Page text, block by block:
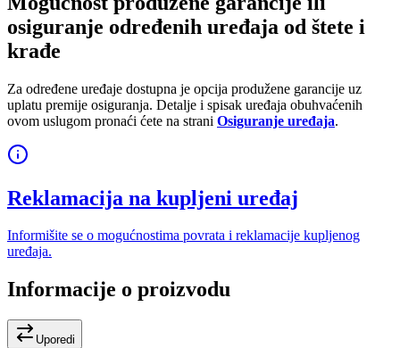
osiguranje određenih uređaja od štete i
krađe
Za određene uređaje dostupna je opcija produžene garancije uz
uplatu premije osiguranja. Detalje i spisak uređaja obuhvaćenih
ovom uslugom pronaći ćete na strani Osiguranje uređaja.
Reklamacija na kupljeni uređaj
Informišite se o mogućnostima povrata i reklamacije kupljenog
uređaja.
Informacije o proizvodu
Uporedi